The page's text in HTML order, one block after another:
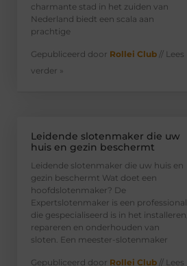
charmante stad in het zuiden van
Nederland biedt een scala aan
prachtige
Gepubliceerd door Rollei Club // Lees
verder »
Leidende slotenmaker die uw
huis en gezin beschermt
Leidende slotenmaker die uw huis en
gezin beschermt Wat doet een
hoofdslotenmaker? De
Expertslotenmaker is een professional
die gespecialiseerd is in het installeren,
repareren en onderhouden van
sloten. Een meester-slotenmaker
Gepubliceerd door Rollei Club // Lees